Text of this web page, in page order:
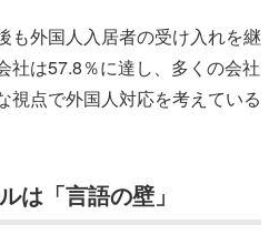
も外国人入居者の受け入れを継
社は57.8％に達し、多くの会社
視点で外国人対応を考えている
は「言語の壁」